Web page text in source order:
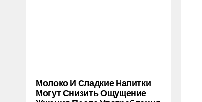
Молоко И Сладкие Напитки
Могут Снизить Ощущение